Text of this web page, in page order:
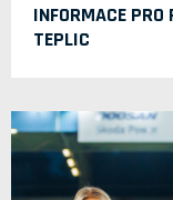
INFORMACE PRO
TEPLIC